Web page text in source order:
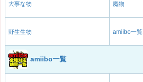
大事な物 魔物
野生生物 amiibo一覧
amiibo一覧